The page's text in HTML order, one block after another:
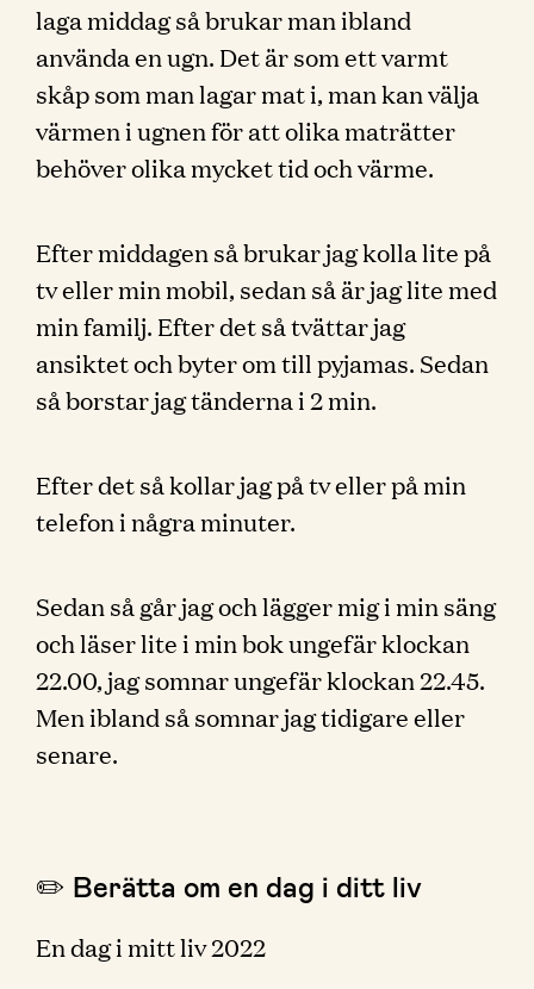
laga middag så brukar man ibland
använda en ugn. Det är som ett varmt
skåp som man lagar mat i, man kan välja
värmen i ugnen för att olika maträtter
behöver olika mycket tid och värme.
Efter middagen så brukar jag kolla lite på
tv eller min mobil, sedan så är jag lite med
min familj. Efter det så tvättar jag
ansiktet och byter om till pyjamas. Sedan
så borstar jag tänderna i 2 min.
Efter det så kollar jag på tv eller på min
telefon i några minuter.
Sedan så går jag och lägger mig i min säng
och läser lite i min bok ungefär klockan
22.00, jag somnar ungefär klockan 22.45.
Men ibland så somnar jag tidigare eller
senare.
✏️ Berätta om en dag i ditt liv
En dag i mitt liv 2022